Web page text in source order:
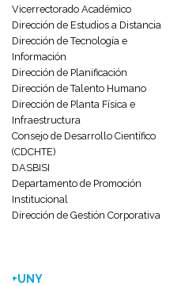
Vicerrectorado Académico
Dirección de Estudios a Distancia
Dirección de Tecnología e
Información
Dirección de Planificación
Dirección de Talento Humano
Dirección de Planta Física e
Infraestructura
Consejo de Desarrollo Científico
(CDCHTE)
DASBISI
Departamento de Promoción
Institucional
Dirección de Gestión Corporativa
+UNY